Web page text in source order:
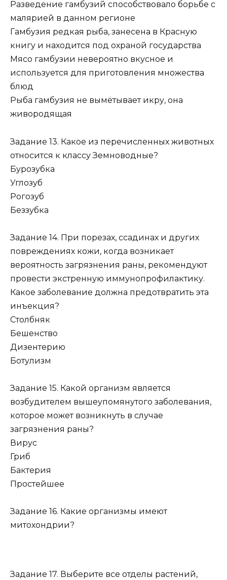
Разведение гамбузий способствовало борьбе с
малярией в данном регионе
Гамбузия редкая рыба, занесена в Красную
книгу и находится под охраной государства
Мясо гамбузии невероятно вкусное и
используется для приготовления множества
блюд
Рыба гамбузия не вымётывает икру, она
живородящая
Задание 13. Какое из перечисленных животных
относится к классу Земноводные?
Бурозубка
Углозуб
Рогозуб
Беззубка
Задание 14. При порезах, ссадинах и других
повреждениях кожи, когда возникает
вероятность загрязнения раны, рекомендуют
провести экстренную иммунопрофилактику.
Какое заболевание должна предотвратить эта
инъекция?
Столбняк
Бешенство
Дизентерию
Ботулизм
Задание 15. Какой организм является
возбудителем вышеупомянутого заболевания,
которое может возникнуть в случае
загрязнения раны?
Вирус
Гриб
Бактерия
Простейшее
Задание 16. Какие организмы имеют
митохондрии?
Задание 17. Выберите все отделы растений,